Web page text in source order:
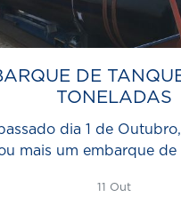
DE
TONELADAS
dia 1 de
mais um embarque de
11 Out